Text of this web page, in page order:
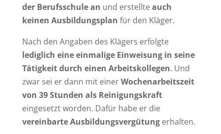
der Berufsschule an und erstellteauch
keinen Ausbildungsplan für den Kläger.
Nach den Angaben des Klägers erfolgte
lediglich eine einmalige Einweisung in seine
Tätigkeit durch einen Arbeitskollegen. Und
zwar sei er dann mit einerWochenarbeitszeit
von 39 Stunden als Reinigungskraft
eingesetzt worden. Dafür habe er die
vereinbarte Ausbildungsvergütungerhalten.